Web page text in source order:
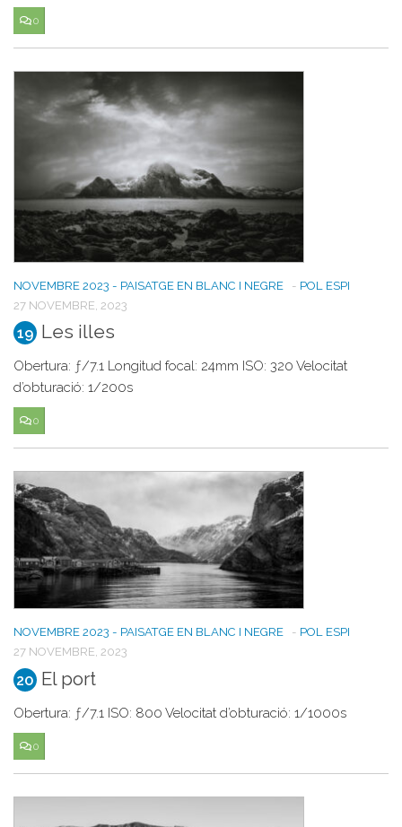
0
- POL ESPI
NOVEMBRE 2023 - PAISATGE EN BLANC I NEGRE
27 NOVEMBRE, 2023
19 Les illes
Obertura: ƒ/7.1 Longitud focal: 24mm ISO: 320 Velocitat
d’obturació: 1/200s
0
- POL ESPI
NOVEMBRE 2023 - PAISATGE EN BLANC I NEGRE
27 NOVEMBRE, 2023
20 El port
Obertura: ƒ/7.1 ISO: 800 Velocitat d’obturació: 1/1000s
0